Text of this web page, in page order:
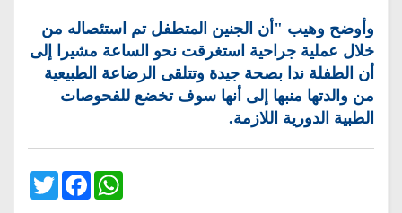
وأوضح وهيب "أن الجنين المتطفل تم استئصاله من
خلال عملية جراحية استغرقت نحو الساعة مشيرا إلى
أن الطفلة ندا بصحة جيدة وتتلقى الرضاعة الطبيعية
من والدتها منبها إلى أنها سوف تخضع للفحوصات
الطبية الدورية اللازمة.
Twitter
FacebookWhatsApp